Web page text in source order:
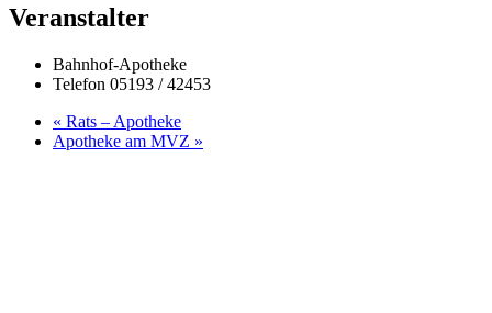
Veranstalter
Bahnhof-Apotheke
Telefon 05193 / 42453
« Rats – Apotheke
Apotheke am MVZ »